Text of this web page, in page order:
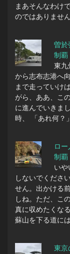
まあそんなわけ
のではありませ
曽於
制覇
東九
から志布志港へ
まで走っていけ
がら、ああ、こ
に進んでいきま
時、 「あれ何？
ロ
制覇
いや
しないでくださ
せん。出かける
しね。ただ、こ
真に収めたくな
蘇山を下る道に
東京